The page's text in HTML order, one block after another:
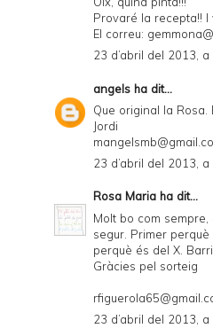
Provaré la recepta!! I
El correu:
23 d’abril del 2013,
angels ha dit...
Que original la
Jordi
23 d’abril del 2013,
Rosa Maria ha dit...
Molt bo com
segur. Primer
perquè és del X.
Gràcies pel sorteig
23 d’abril del 2013,